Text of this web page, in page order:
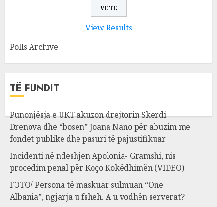
View Results
Polls Archive
TË FUNDIT
Punonjësja e UKT akuzon drejtorin Skerdi
Drenova dhe “bosen” Joana Nano për abuzim me
fondet publike dhe pasuri të pajustifikuar
Incidenti në ndeshjen Apolonia- Gramshi, nis
procedim penal për Koço Kokëdhimën (VIDEO)
FOTO/ Persona të maskuar sulmuan “One
Albania”, ngjarja u fsheh. A u vodhën serverat?